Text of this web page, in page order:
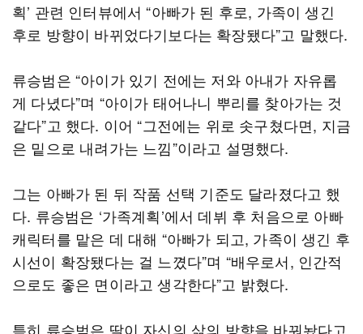
획’ 관련 인터뷰에서 “아빠가 된 후로, 가족이 생긴
후로 방향이 바뀌었다기보다는 확장됐다”고 말했다.
류승범은 “아이가 있기 전에는 저와 아내가 자유롭
게 다녔다”며 “아이가 태어나니 뿌리를 찾아가는 것
같다”고 했다. 이어 “그전에는 위로 솟구쳤다면, 지금
은 밑으로 내려가는 느낌”이라고 설명했다.
그는 아빠가 된 뒤 작품 선택 기준도 달라졌다고 했
다. 류승범은 ‘가족계획’에서 데뷔 후 처음으로 아빠
캐릭터를 맡은 데 대해 “아빠가 되고, 가족이 생긴 후
시선이 확장됐다는 걸 느꼈다”며 “배우로서, 인간적
으로도 좋은 면이라고 생각한다”고 밝혔다.
특히 류승범은 딸이 자신의 삶의 방향을 바꿔놨다고